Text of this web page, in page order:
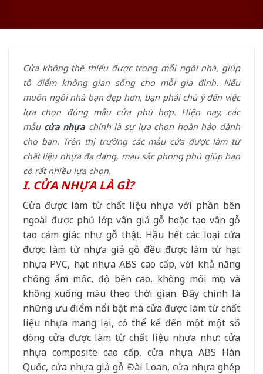
Cửa không thể thiếu được trong mỗi ngôi nhà, giúp
tô điểm không gian sống cho mỗi gia đình. Nếu
muốn ngôi nhà bạn đẹp hơn, bạn phải chú ý đến việc
lựa chọn đúng mẫu cửa phù hợp. Hiện nay, các
mẫucửa nhựa chính là sự lựa chọn hoàn hảo dành
cho bạn. Trên thị trường các mẫu cửa được làm từ
chất liệu nhựa đa dạng, màu sắc phong phú giúp bạn
có rất nhiều lựa chọn.
I. CỬA NHỰA LÀ GÌ?
Cửa được làm từ chất liệu nhựa với phần bên
ngoài được phủ lớp vân giả gỗ hoặc tạo vân gỗ
tạo cảm giác như gỗ thật. Hầu hết các loại cửa
được làm từ nhựa giả gỗ đều được làm từ hạt
nhựa PVC, hạt nhựa ABS cao cấp, với khả năng
chống ẩm mốc, độ bền cao, không mối mọt, và
không xuống màu theo thời gian. Đây chính là
những ưu điểm nổi bật mà cửa được làm từ chất
liệu nhựa mang lại, có thể kể đến một một số
dòng cửa được làm từ chất liệu nhựa như: cửa
nhựa composite cao cấp, cửa nhựa ABS Hàn
Quốc, cửa nhựa giả gỗ Đài Loan, cửa nhựa ghép